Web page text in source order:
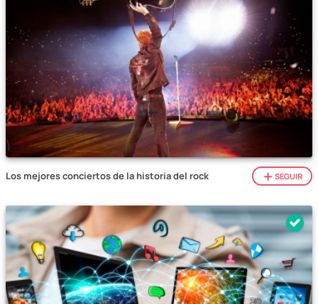
Los mejores conciertos de la historia del rock SEGUIR